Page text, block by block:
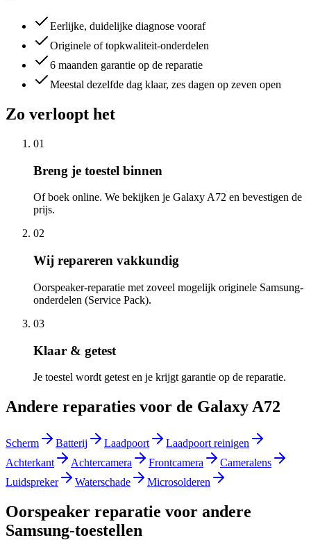
Eerlijke, duidelijke diagnose vooraf
Originele of topkwaliteit-onderdelen
6 maanden garantie op de reparatie
Meestal dezelfde dag klaar, zes dagen op zeven open
Zo verloopt het
01
Breng je toestel binnen
Of boek online. We bekijken je Galaxy A72 en bevestigen de
prijs.
02
Wij repareren vakkundig
Oorspeaker-reparatie met zoveel mogelijk originele Samsung-
onderdelen (Service Pack).
03
Klaar & getest
Je toestel wordt getest en je krijgt garantie op de reparatie.
Andere reparaties voor de Galaxy A72
Scherm Batterij Laadpoort
Laadpoort reinigen
Achterkant
Achtercamera Frontcamera
Cameralens
Luidspreker
Waterschade Microsolderen
Oorspeaker reparatie voor andere
Samsung-toestellen